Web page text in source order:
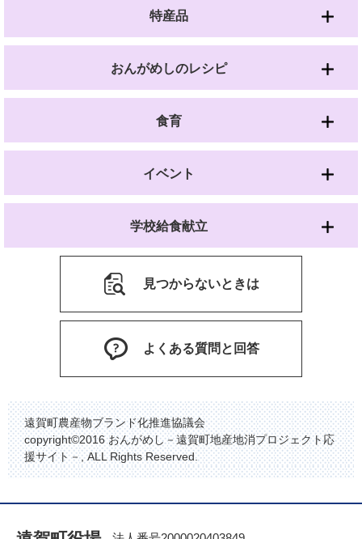
特産品
おんがめしのレシピ
食育
イベント
学校給食献立
見つからないときは
よくある質問と回答
遠賀町農産物ブランド化推進協議会
copyright©2016 おんがめし－遠賀町地産地消プロジェクト応
援サイト－, ALL Rights Reserved.